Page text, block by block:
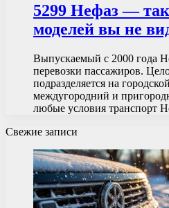
5299 Нефаз —
моделей вы не
Выпускаемый с 2000 года
перевозки пассажиров.
подразделяется на
междугородний и
любые условия транспорт
Свежие записи